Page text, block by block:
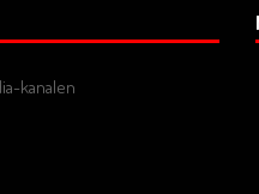
kanalen